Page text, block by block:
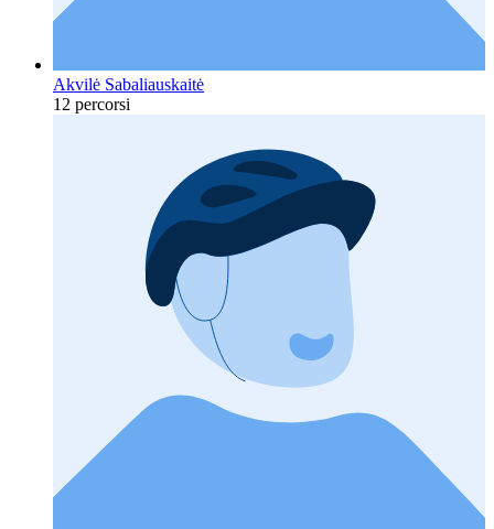
Akvilė Sabaliauskaitė
12 percorsi